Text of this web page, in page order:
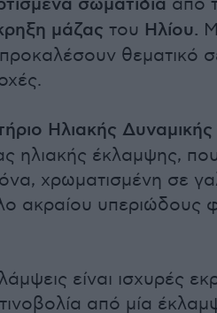
σωματίδια από
μάζας του Ηλίου.
θεματικό
Ηλιακής
ηλιακής έκλαμψης,
χρωματισμένη σε
ακραίου υπεριώδους
είναι ισχυρές
από μία